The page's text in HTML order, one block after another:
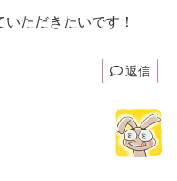
ただきたいです！
返信